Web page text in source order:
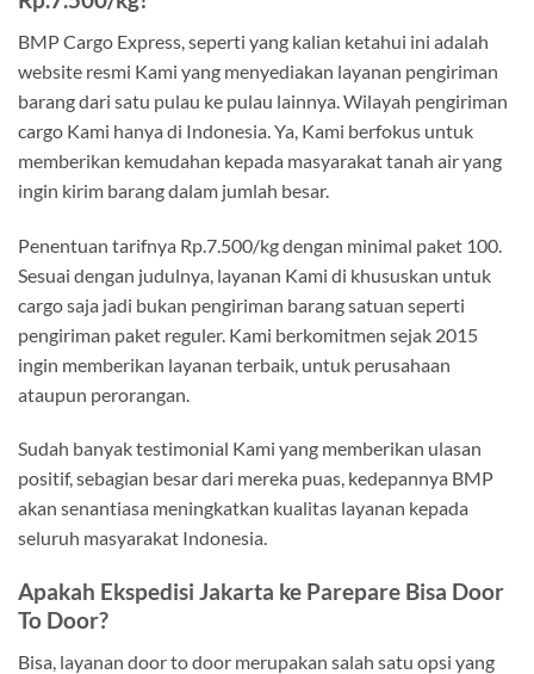
BMP Cargo Express, seperti yang kalian ketahui ini adalah
website resmi Kami yang menyediakan layanan pengiriman
barang dari satu pulau ke pulau lainnya. Wilayah pengiriman
cargo Kami hanya di Indonesia. Ya, Kami berfokus untuk
memberikan kemudahan kepada masyarakat tanah air yang
ingin kirim barang dalam jumlah besar.
Penentuan tarifnya Rp.7.500/kg dengan minimal paket 100.
Sesuai dengan judulnya, layanan Kami di khususkan untuk
cargo saja jadi bukan pengiriman barang satuan seperti
pengiriman paket reguler. Kami berkomitmen sejak 2015
ingin memberikan layanan terbaik, untuk perusahaan
ataupun perorangan.
Sudah banyak testimonial Kami yang memberikan ulasan
positif, sebagian besar dari mereka puas, kedepannya BMP
akan senantiasa meningkatkan kualitas layanan kepada
seluruh masyarakat Indonesia.
Apakah Ekspedisi Jakarta ke Parepare Bisa Door
To Door?
Bisa, layanan door to door merupakan salah satu opsi yang